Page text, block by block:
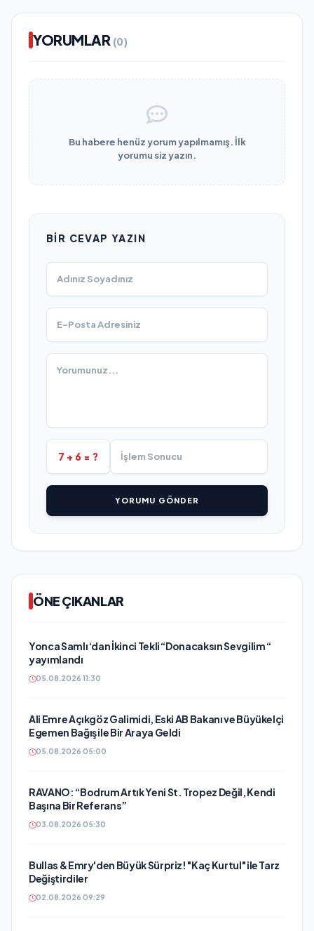
YORUMLAR (0)
Bu habere henüz yorum yapılmamış. İlk
yorumu siz yazın.
BIR CEVAP YAZIN
7 + 6 = ?
YORUMU GÖNDER
ÖNE ÇIKANLAR
Yonca Samlı ‘dan İkinci Tekli “Donacaksın Sevgilim “
yayımlandı
05.08.2026 11:30
Ali Emre Açıkgöz Galimidi, Eski AB Bakanı ve Büyükelçi
Egemen Bağış ile Bir Araya Geldi
05.08.2026 05:00
RAVANO: “Bodrum Artık Yeni St. Tropez Değil, Kendi
Başına Bir Referans”
03.08.2026 05:30
Bullas & Emry'den Büyük Sürpriz! "Kaç Kurtul" ile Tarz
Değiştirdiler
02.08.2026 09:29